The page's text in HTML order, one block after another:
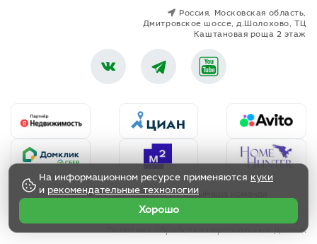
На информационном ресурсе применяются куки
и рекомендательные технологии
Хорошо
Россия, Московская область,
Дмитровское шоссе, д.Шолохово, ТЦ
Каштановая роща 2 этаж
ПродажаАрендаПоселкиКонтакты
Инвестиционные предложения
Политика обработки персональных данных